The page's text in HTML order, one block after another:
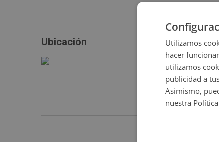
Ubicación
Utilizamos
hacer
utilizamos
publicidad a
Asimismo,
nuestra